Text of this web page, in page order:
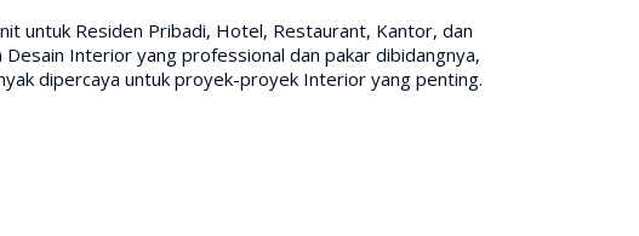
untuk Residen Pribadi, Hotel, Restaurant, Kantor, dan
Interior yang professional dan pakar dibidangnya,
dipercaya untuk proyek-proyek Interior yang penting.